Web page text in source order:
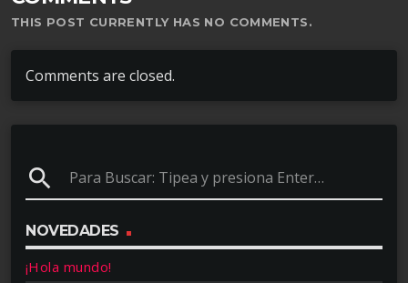
THIS POST CURRENTLY HAS NO COMMENTS.
Comments are closed.
search
NOVEDADES
¡Hola mundo!